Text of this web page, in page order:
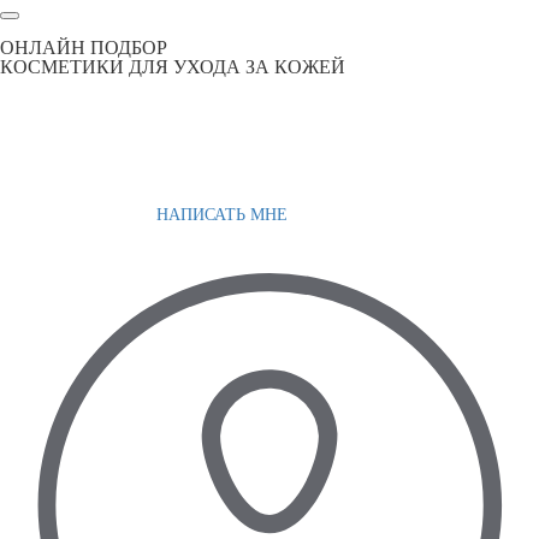
ОНЛАЙН ПОДБОР
КОСМЕТИКИ ДЛЯ УХОДА ЗА КОЖЕЙ
НАПИСАТЬ МНЕ